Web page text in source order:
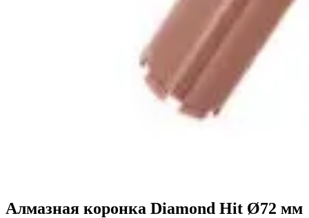
Алмазная коронка Diamond Hit Ø72 мм